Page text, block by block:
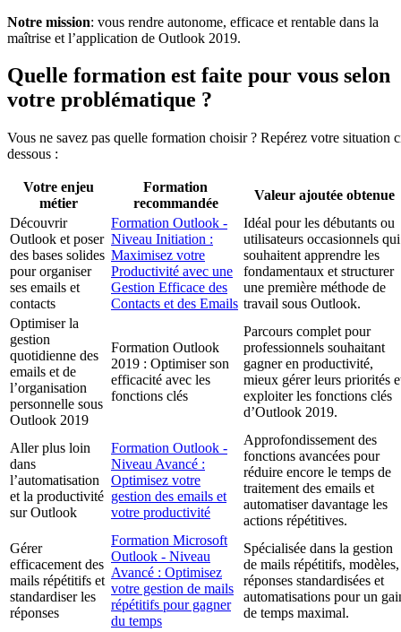
Notre mission: vous rendre autonome, efficace et rentable dans la
maîtrise et l’application de Outlook 2019.
Quelle formation est faite pour vous selon
votre problématique ?
Vous ne savez pas quelle formation choisir ? Repérez votre situation
dessous :
Votre enjeu
métier
Formation
recommandée
Valeur ajoutée obtenue
Découvrir
Outlook et poser
des bases solides
pour organiser
ses emails et
contacts
Formation Outlook -
Niveau Initiation :
Maximisez votre
Productivité avec une
Gestion Efficace des
Contacts et des Emails
Idéal pour les débutants ou
utilisateurs occasionnels qui
souhaitent apprendre les
fondamentaux et structurer
une première méthode de
travail sous Outlook.
Optimiser la
gestion
quotidienne des
emails et de
l’organisation
personnelle sous
Outlook 2019
Formation Outlook
2019 : Optimiser son
efficacité avec les
fonctions clés
Parcours complet pour
professionnels souhaitant
gagner en productivité,
mieux gérer leurs priorités
exploiter les fonctions clés
d’Outlook 2019.
Aller plus loin
dans
l’automatisation
et la productivité
sur Outlook
Formation Outlook -
Niveau Avancé :
Optimisez votre
gestion des emails et
votre productivité
Approfondissement des
fonctions avancées pour
réduire encore le temps de
traitement des emails et
automatiser davantage les
actions répétitives.
Gérer
efficacement des
mails répétitifs et
standardiser les
réponses
Formation Microsoft
Outlook - Niveau
Avancé : Optimisez
votre gestion de mails
répétitifs pour gagner
du temps
Spécialisée dans la gestion
de mails répétitifs, modèles,
réponses standardisées et
automatisations pour un
de temps maximal.